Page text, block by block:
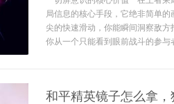
局信息的核心手段，它绝非简单
尖的快速滑动，你能瞬间洞察敌
你从一个只能看到眼前战斗的参
和平精英镜子怎么拿